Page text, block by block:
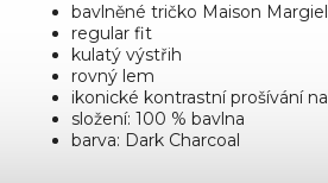
bavlněné tričko Maison
regular fit
kulatý výstřih
rovný lem
ikonické kontrastní prošívání
složení: 100 % bavlna
barva: Dark Charcoal